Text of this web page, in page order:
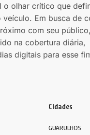
o olhar crítico que
veículo. Em busca de
com seu
na cobertura diária,
digitais para esse
Cidades
GUARULHOS